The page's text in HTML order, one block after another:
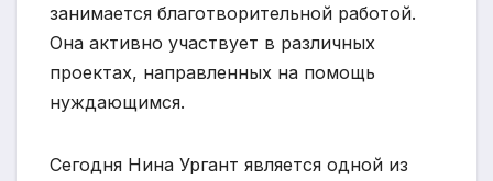
занимается благотворительной работой.
Она активно участвует в различных
проектах, направленных на помощь
нуждающимся.
Сегодня Нина Ургант является одной из